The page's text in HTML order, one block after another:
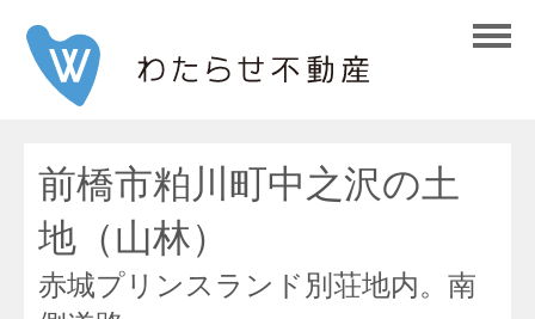
前橋市粕川町中之沢の土
地（山林）
赤城プリンスランド別荘地内。南